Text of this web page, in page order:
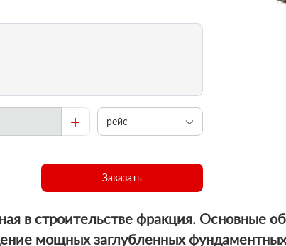
+ рейс
Заказать
в строительстве фракция. Основные
мощных заглубленных